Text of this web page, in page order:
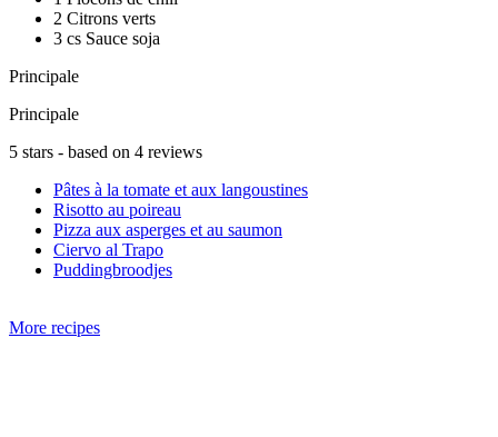
2 Citrons verts
3 cs Sauce soja
Principale
Principale
5 stars - based on 4 reviews
Pâtes à la tomate et aux langoustines
Risotto au poireau
Pizza aux asperges et au saumon
Ciervo al Trapo
Puddingbroodjes
More recipes